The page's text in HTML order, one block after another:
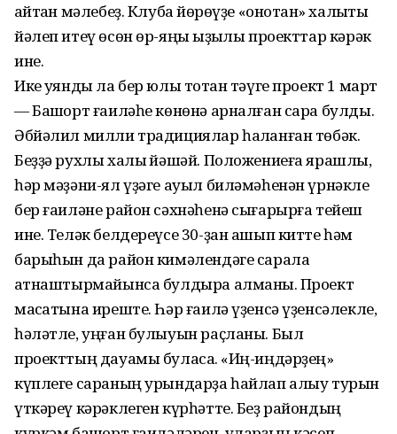
ҡайтҡан мәлебеҙ. Клубҡа йөрөүҙе «онотҡан» халыҡты
йәлеп итеү өсөн өр-яңы ҡыҙыҡлы проекттар кәрәк
ине.
Ике ҡуянды ла бер юлы тотҡан тәүге проект 1 март
— Башҡорт ғаиләһе көнөнә арналған сара булды.
Әбйәлил милли традициялар һаҡланған төбәк.
Беҙҙә рухлы халыҡ йәшәй. Положениеға ярашлы,
һәр мәҙәни-ял үҙәге ауыл биләмәһенән үрнәкле
бер ғаиләне район сәхнәһенә сығарырға тейеш
ине. Теләк белдереүсе 30-ҙан ашып китте һәм
барыһын да район кимәлендәге сарала
ҡатнаштырмайынса булдыра алманыҡ. Проект
маҡсатына иреште. Һәр ғаилә үҙенсә үҙенсәлекле,
һәләтле, уңған булыуын раҫланы. Был
проекттың дауамы буласаҡ. «Иң-иңдәрҙең»
күплеге сараның урындарҙа һайлап алыу турын
үткәреү кәрәклеген күрһәтте. Беҙ райондың